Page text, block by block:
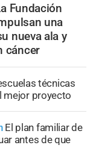
Fundación
una
nueva ala y
cáncer
técnicas
mejor proyecto
El plan familiar de
antes de que